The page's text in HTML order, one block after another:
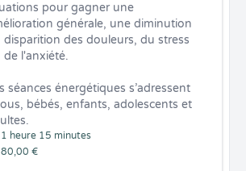
1 heure 15 minutes
80,00 €
pour gagner une
générale, une diminution
disparition des douleurs, du stress
de l'anxiété.
séances énergétiques s’adressent
bébés, enfants, adolescents et